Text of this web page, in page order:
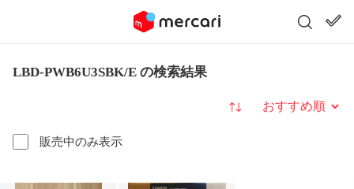
LBD-PWB6U3SBK/E の検索結果
販売中のみ表示
並び替え